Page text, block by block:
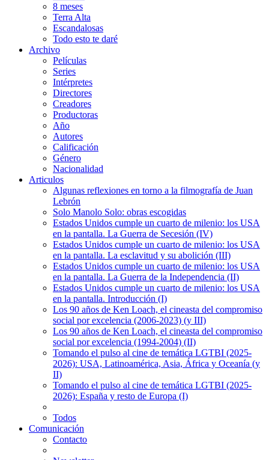
8 meses
Terra Alta
Escandalosas
Todo esto te daré
Archivo
Películas
Series
Intérpretes
Directores
Creadores
Productoras
Año
Autores
Calificación
Género
Nacionalidad
Articulos
Algunas reflexiones en torno a la filmografía de Juan
Lebrón
Solo Manolo Solo: obras escogidas
Estados Unidos cumple un cuarto de milenio: los USA
en la pantalla. La Guerra de Secesión (IV)
Estados Unidos cumple un cuarto de milenio: los USA
en la pantalla. La esclavitud y su abolición (III)
Estados Unidos cumple un cuarto de milenio: los USA
en la pantalla. La Guerra de la Independencia (II)
Estados Unidos cumple un cuarto de milenio: los USA
en la pantalla. Introducción (I)
Los 90 años de Ken Loach, el cineasta del compromiso
social por excelencia (2006-2023) (y III)
Los 90 años de Ken Loach, el cineasta del compromiso
social por excelencia (1994-2004) (II)
Tomando el pulso al cine de temática LGTBI (2025-
2026): USA, Latinoamérica, Asia, África y Oceanía (y
II)
Tomando el pulso al cine de temática LGTBI (2025-
2026): España y resto de Europa (I)
Todos
Comunicación
Contacto